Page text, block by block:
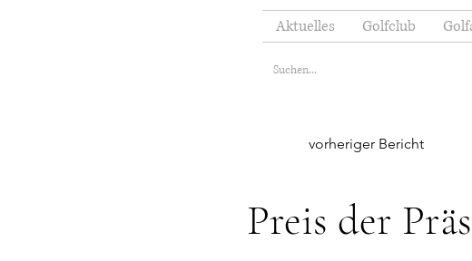
Aktuelles Golfclub
vorheriger Bericht
Preis der